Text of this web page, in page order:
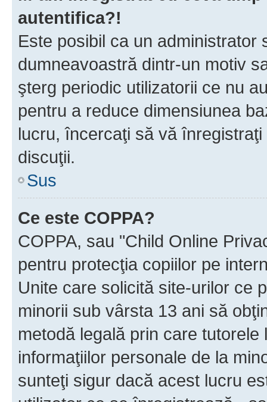
autentifica?!
Este posibil ca un
dumneavoastră dintr-un motiv
şterg periodic utilizatorii ce nu
pentru a reduce dimensiunea
lucru, încercaţi să vă
discuţii.
Sus
Ce este COPPA?
COPPA, sau "Child Online
pentru protecţia copiilor pe
Unite care solicită site-urilor ce
minorii sub vârsta 13 ani să
metodă legală prin care
informaţiilor personale de la
sunteţi sigur dacă acest lucru